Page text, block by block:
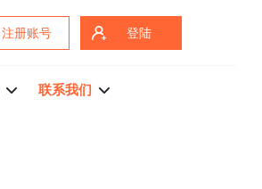
注册账号 登陆
联系我们